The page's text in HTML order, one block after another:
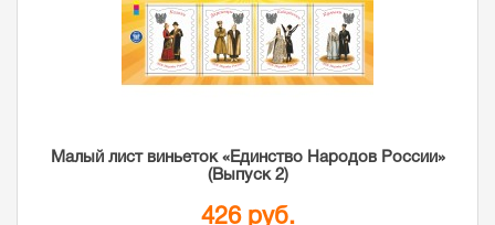
Малый лист виньеток «Единство Народов России»
(Выпуск 2)
426 руб.